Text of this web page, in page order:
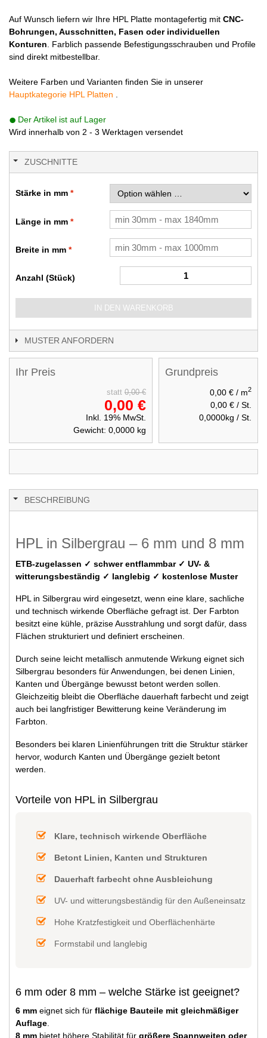
Auf Wunsch liefern wir Ihre HPL Platte montagefertig mit CNC-
Bohrungen, Ausschnitten, Fasen oder individuellen
Konturen . Farblich passende Befestigungsschrauben und Profile
sind direkt mitbestellbar.
Weitere Farben und Varianten finden Sie in unserer
Hauptkategorie HPL Platten
Der Artikel ist auf Lager
Wird innerhalb von 2 - 3 Werktagen versendet
ZUSCHNITTE
Stärke in mm
Länge in mm
Breite in mm
Anzahl (Stück)
IN DEN WARENKORB
MUSTER ANFORDERN
Grundpreis
0,00 €/ m2
0,00 €/ St.
0,0000kg / St.
Ihr Preis
statt 0,00 €
0,00 €
Inkl. 19% MwSt.
Gewicht: 0,0000kg
BESCHREIBUNG
HPL in Silbergrau – 6 mm und 8 mm
ETB-zugelassen ✓ schwer entflammbar ✓ UV- &
witterungsbeständig ✓ langlebig ✓ kostenlose Muster
HPL in Silbergrau wird eingesetzt, wenn eine klare, sachliche
und technisch wirkende Oberfläche gefragt ist. Der Farbton
besitzt eine kühle, präzise Ausstrahlung und sorgt dafür, dass
Flächen strukturiert und definiert erscheinen.
Durch seine leicht metallisch anmutende Wirkung eignet sich
Silbergrau besonders für Anwendungen, bei denen Linien,
Kanten und Übergänge bewusst betont werden sollen.
Gleichzeitig bleibt die Oberfläche dauerhaft farbecht und zeigt
auch bei langfristiger Bewitterung keine Veränderung im
Farbton.
Besonders bei klaren Linienführungen tritt die Struktur stärker
hervor, wodurch Kanten und Übergänge gezielt betont
werden.
Vorteile von HPL in Silbergrau
Klare, technisch wirkende Oberfläche
Betont Linien, Kanten und Strukturen
Dauerhaft farbecht ohne Ausbleichung
UV- und witterungsbeständig für den Außeneinsatz
Hohe Kratzfestigkeit und Oberflächenhärte
Formstabil und langlebig
6 mm oder 8 mm – welche Stärke ist geeignet?
6 mm eignet sich für flächige Bauteile mit gleichmäßiger
Auflage
8 mm bietet höhere Stabilität für größere Spannweiten oder